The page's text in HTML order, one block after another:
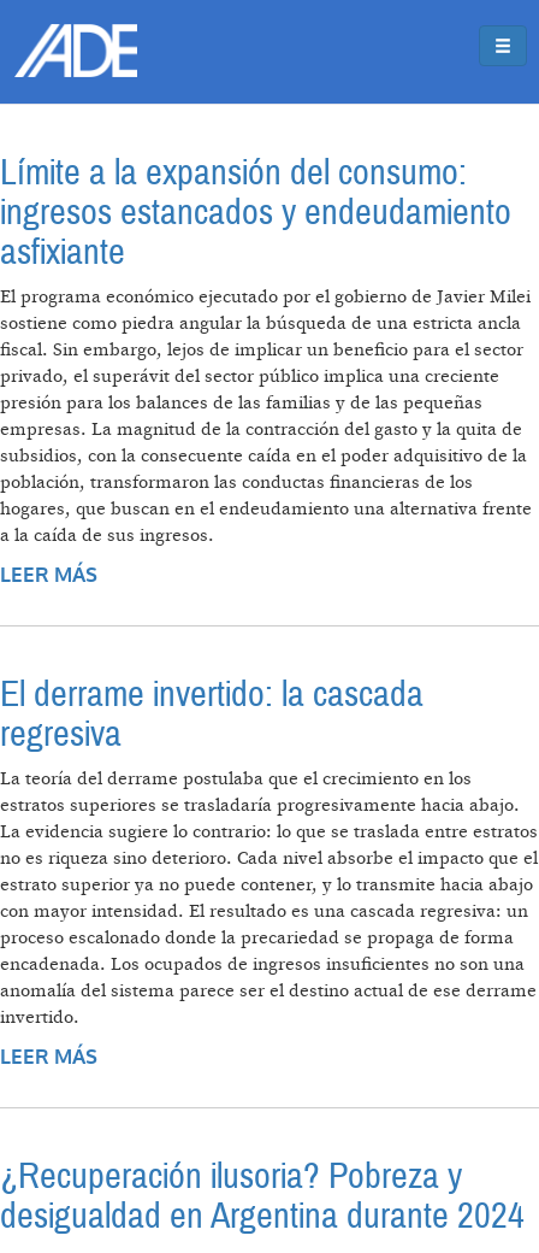
Límite a la expansión del consumo:
ingresos estancados y endeudamiento
asfixiante
El programa económico ejecutado por el gobierno de Javier Milei
sostiene como piedra angular la búsqueda de una estricta ancla
fiscal. Sin embargo, lejos de implicar un beneficio para el sector
privado, el superávit del sector público implica una creciente
presión para los balances de las familias y de las pequeñas
empresas. La magnitud de la contracción del gasto y la quita de
subsidios, con la consecuente caída en el poder adquisitivo de la
población, transformaron las conductas financieras de los
hogares, que buscan en el endeudamiento una alternativa frente
a la caída de sus ingresos.
LEER MÁS
ENDEUDAMIENTO ASFIXIANTE
El derrame invertido: la cascada
regresiva
La teoría del derrame postulaba que el crecimiento en los
estratos superiores se trasladaría progresivamente hacia abajo.
La evidencia sugiere lo contrario: lo que se traslada entre estratos
no es riqueza sino deterioro. Cada nivel absorbe el impacto que el
estrato superior ya no puede contener, y lo transmite hacia abajo
con mayor intensidad. El resultado es una cascada regresiva: un
proceso escalonado donde la precariedad se propaga de forma
encadenada. Los ocupados de ingresos insuficientes no son una
anomalía del sistema parece ser el destino actual de ese derrame
invertido.
LEER MÁS
¿Recuperación ilusoria? Pobreza y
desigualdad en Argentina durante 2024